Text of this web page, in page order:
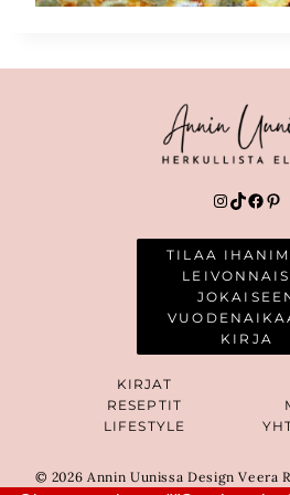
Instagram
TikTok
TILAA
KIRJA
KIRJAT
RESEPTIT
LIFESTYLE
© 2026 Annin Uunissa Design Veera